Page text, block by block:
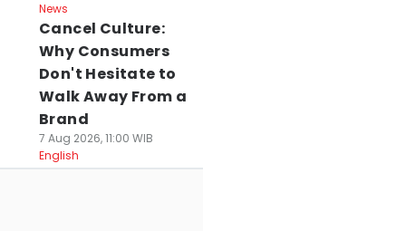
News
Cancel Culture:
Why Consumers
Don't Hesitate to
Walk Away From a
Brand
7 Aug 2026, 11:00 WIB
English